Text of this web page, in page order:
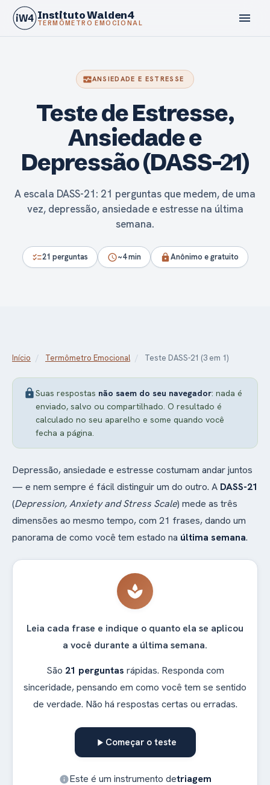
iW4 Instituto Walden4
TERMÔMETRO EMOCIONAL menu
calendar_today
monitor_heartANSIEDADE E ESTRESSE
Teste de Estresse,
Ansiedade e
Depressão (DASS-21)
A escala DASS-21: 21 perguntas que medem, de uma
vez, depressão, ansiedade e estresse na última
semana.
checklist21 perguntas schedule~4 min lockAnônimo e gratuito
Início / Termômetro Emocional / Teste DASS-21 (3 em 1)
lockSuas respostas não saem do seu navegador: nada é
enviado, salvo ou compartilhado. O resultado é
calculado no seu aparelho e some quando você
fecha a página.
Depressão, ansiedade e estresse costumam andar juntos
— e nem sempre é fácil distinguir um do outro. A DASS-21
(Depression, Anxiety and Stress Scale) mede as três
dimensões ao mesmo tempo, com 21 frases, dando um
panorama de como você tem estado na última semana.
spa
Leia cada frase e indique o quanto ela se aplicou
a você durante a última semana.
São 21 perguntas rápidas. Responda com
sinceridade, pensando em como você tem se sentido
de verdade. Não há respostas certas ou erradas.
play_arrow Começar o teste
infoEste é um instrumento detriagem